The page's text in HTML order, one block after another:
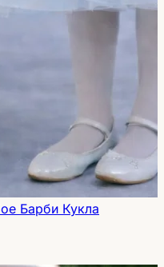
Барби Кукла